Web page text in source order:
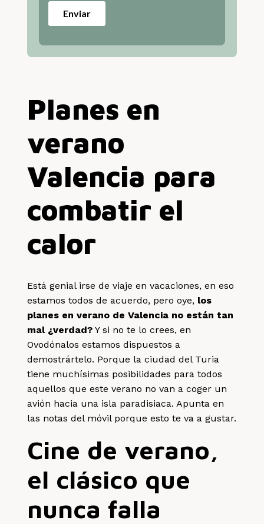
Planes en
verano
Valencia para
combatir el
calor
Está genial irse de viaje en vacaciones, en eso
estamos todos de acuerdo, pero oye, los
planes en verano de Valencia no están tan
mal ¿verdad? Y si no te lo crees, en
Ovodónalos estamos dispuestos a
demostrártelo. Porque la ciudad del Turia
tiene muchísimas posibilidades para todos
aquellos que este verano no van a coger un
avión hacia una isla paradisiaca. Apunta en
las notas del móvil porque esto te va a gustar.
Cine de verano,
el clásico que
nunca falla